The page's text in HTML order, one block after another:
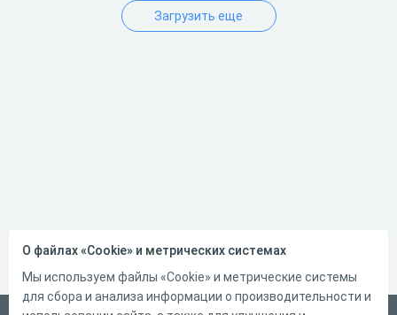
Загрузить еще
О файлах «Cookie» и метрических системах
Мы используем файлы «Cookie» и метрические системы
для сбора и анализа информации о производительности и